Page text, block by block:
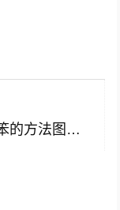
找足三里最笨的方法(找足三里最笨的方法图片 最准确)